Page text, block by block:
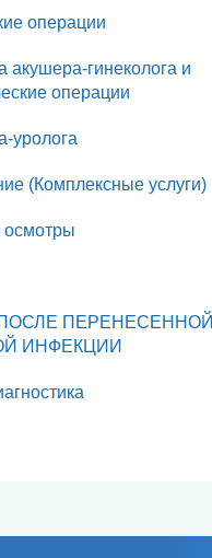
операции
акушера-гинеколога и
операции
уролога
(Комплексные услуги)
осмотры
ПЕРЕНЕСЕННОЙ
ИНФЕКЦИИ